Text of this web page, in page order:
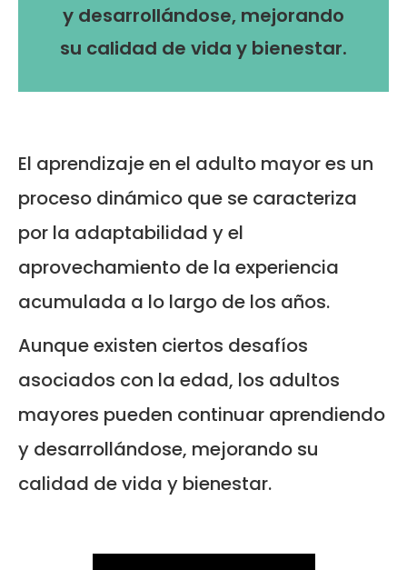
y desarrollándose, mejorando
su calidad de vida y bienestar.
El aprendizaje en el adulto mayor es un
proceso dinámico que se caracteriza
por la adaptabilidad y el
aprovechamiento de la experiencia
acumulada a lo largo de los años.
Aunque existen ciertos desafíos
asociados con la edad, los adultos
mayores pueden continuar aprendiendo
y desarrollándose, mejorando su
calidad de vida y bienestar.